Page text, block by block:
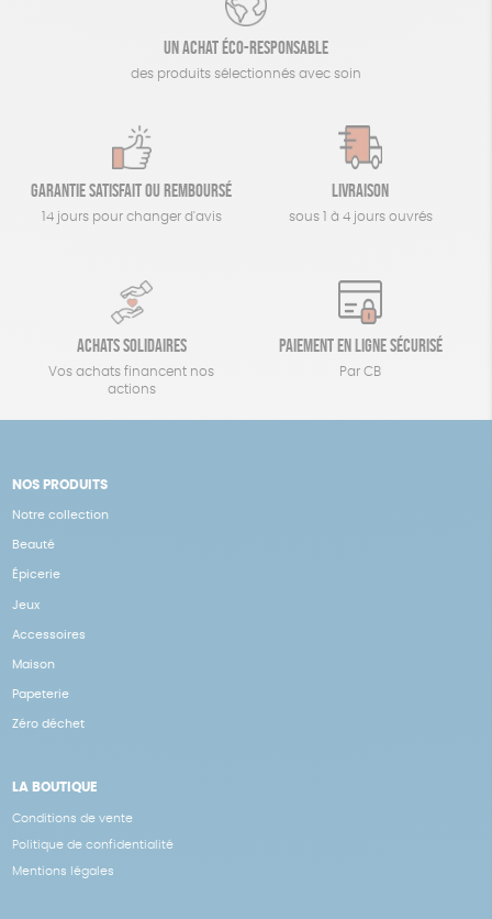
Un achat éco-responsable
des produits sélectionnés avec soin
Garantie satisfait ou remboursé
14 jours pour changer d'avis
Livraison
sous 1 à 4 jours ouvrés
Achats solidaires
Vos achats financent nos
actions
Paiement en ligne sécurisé
Par CB
NOS PRODUITS
Notre collection
Beauté
Épicerie
Jeux
Accessoires
Maison
Papeterie
Zéro déchet
LA BOUTIQUE
Conditions de vente
Politique de confidentialité
Mentions légales